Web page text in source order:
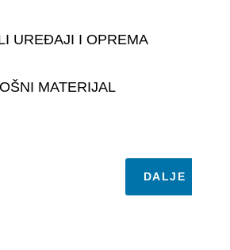
UREĐAJI I OPREMA
MATERIJAL
DALJE